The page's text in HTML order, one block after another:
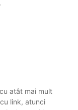
atât mai mult
link, atunci